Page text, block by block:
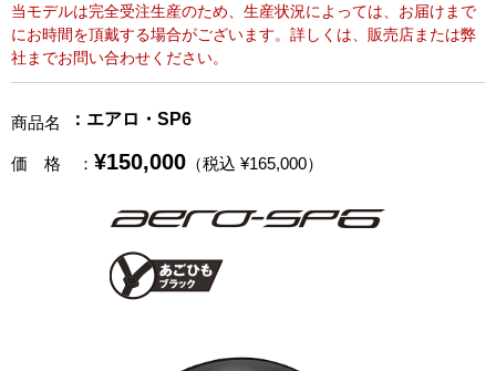
当モデルは完全受注生産のため、生産状況によっては、お届けまで
にお時間を頂戴する場合がございます。詳しくは、販売店または弊
社までお問い合わせください。
商品名 ：エアロ・SP6
価 格 ： ¥150,000 （税込 ¥165,000）